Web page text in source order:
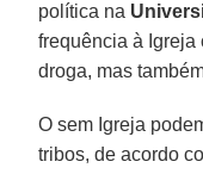
política na
frequência à Igreja
droga, mas
O sem Igreja
tribos, de acordo